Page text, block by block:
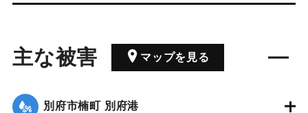
主な被害 マップを見る
別府市楠町 別府港